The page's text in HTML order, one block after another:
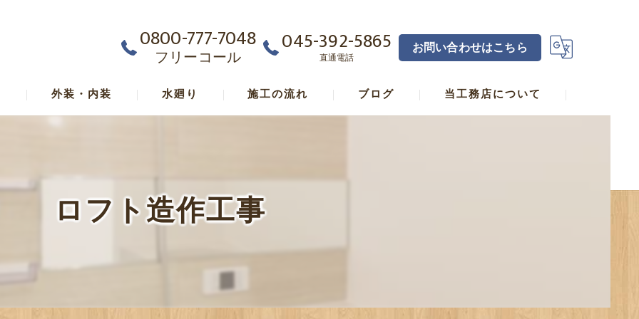
0800-777-7048
フリーコール
045-392-5865
直通電話
お問い合わせはこちら
外装・内装 水廻り 施工の流れ ブログ 当工務店について
ロフト造作工事